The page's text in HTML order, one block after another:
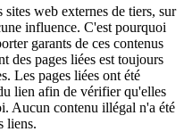
web externes de tiers, sur
influence. C'est pourquoi
garants de ces contenus
des pages liées est toujours
Les pages liées ont été
lien afin de vérifier qu'elles
Aucun contenu illégal n'a été
liens.